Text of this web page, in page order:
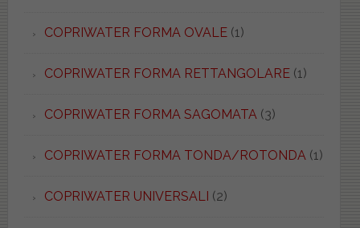
COPRIWATER FORMA OVALE(1)
COPRIWATER FORMA RETTANGOLARE(1)
COPRIWATER FORMA SAGOMATA (3)
COPRIWATER FORMA TONDA/ROTONDA (1)
COPRIWATER UNIVERSALI (2)